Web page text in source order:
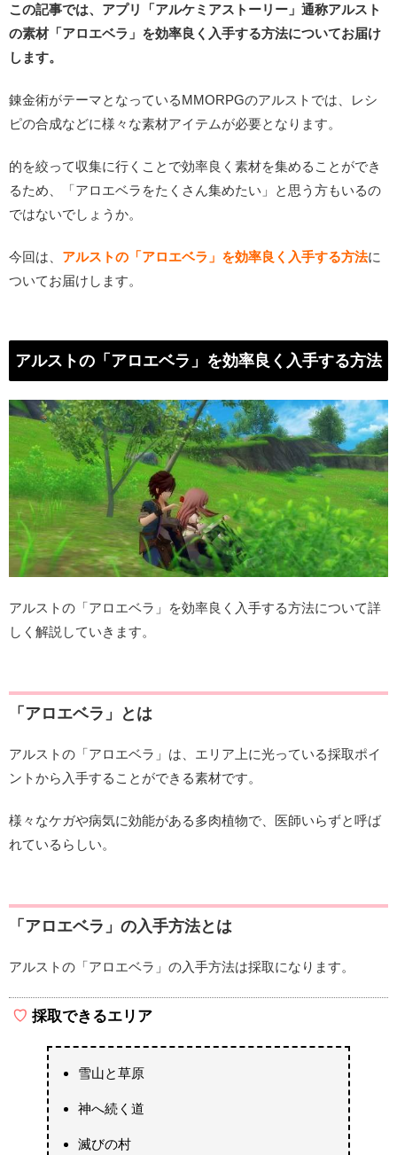
この記事では、アプリ「アルケミアストーリー」通称アルスト
の素材「アロエベラ」を効率良く入手する方法についてお届け
します。
錬金術がテーマとなっているMMORPGのアルストでは、レシ
ピの合成などに様々な素材アイテムが必要となります。
的を絞って収集に行くことで効率良く素材を集めることができ
るため、「アロエベラをたくさん集めたい」と思う方もいるの
ではないでしょうか。
今回は、 アルストの「アロエベラ」を効率良く入手する方法に
ついてお届けします。
アルストの「アロエベラ」を効率良く入手する方法
アルストの「アロエベラ」を効率良く入手する方法について詳
しく解説していきます。
「アロエベラ」とは
アルストの「アロエベラ」は、エリア上に光っている採取ポイ
ントから入手することができる素材です。
様々なケガや病気に効能がある多肉植物で、医師いらずと呼ば
れているらしい。
「アロエベラ」の入手方法とは
アルストの「アロエベラ」の入手方法は採取になります。
採取できるエリア
雪山と草原
神へ続く道
滅びの村